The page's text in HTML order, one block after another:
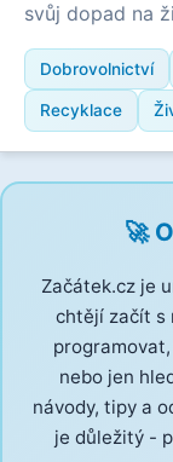
svůj dopad na
Dobrovolnictví
Recyklace
🚀
Začátek.cz je
chtějí začít s
nebo jen
návody, tipy a
je důležitý -